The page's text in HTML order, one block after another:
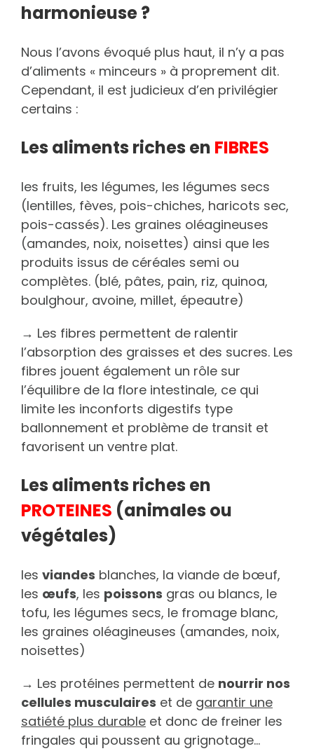
harmonieuse ?
Nous l’avons évoqué plus haut, il n’y a pas
d’aliments « minceurs » à proprement dit.
Cependant, il est judicieux d’en privilégier
certains :
Les aliments riches en FIBRES
les fruits, les légumes, les légumes secs
(lentilles, fèves, pois-chiches, haricots sec,
pois-cassés). Les graines oléagineuses
(amandes, noix, noisettes) ainsi que les
produits issus de céréales semi ou
complètes. (blé, pâtes, pain, riz, quinoa,
boulghour, avoine, millet, épeautre)
→ Les fibres permettent de ralentir
l’absorption des graisses et des sucres. Les
fibres jouent également un rôle sur
l’équilibre de la flore intestinale, ce qui
limite les inconforts digestifs type
ballonnement et problème de transit et
favorisent un ventre plat.
Les aliments riches en
PROTEINES (animales ou
végétales)
les viandes blanches, la viande de bœuf,
les œufs, les poissons gras ou blancs, le
tofu, les légumes secs, le fromage blanc,
les graines oléagineuses (amandes, noix,
noisettes)
→ Les protéines permettent de nourrir nos
cellules musculaires et de garantir une
satiété plus durable et donc de freiner les
fringales qui poussent au grignotage…